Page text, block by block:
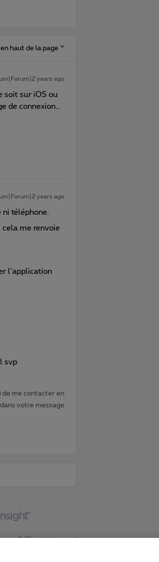
haut de la page
years ago
soit sur iOS ou
de connexion…
years ago
téléphone.
cela me renvoie
l’application
svp
de me contacter en
votre message
statement